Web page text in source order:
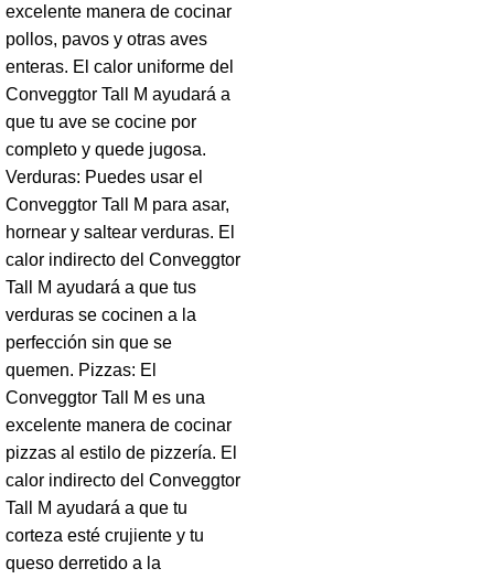
excelente manera de cocinar
pollos, pavos y otras aves
enteras. El calor uniforme del
Conveggtor Tall M ayudará a
que tu ave se cocine por
completo y quede jugosa.
Verduras: Puedes usar el
Conveggtor Tall M para asar,
hornear y saltear verduras. El
calor indirecto del Conveggtor
Tall M ayudará a que tus
verduras se cocinen a la
perfección sin que se
quemen. Pizzas: El
Conveggtor Tall M es una
excelente manera de cocinar
pizzas al estilo de pizzería. El
calor indirecto del Conveggtor
Tall M ayudará a que tu
corteza esté crujiente y tu
queso derretido a la